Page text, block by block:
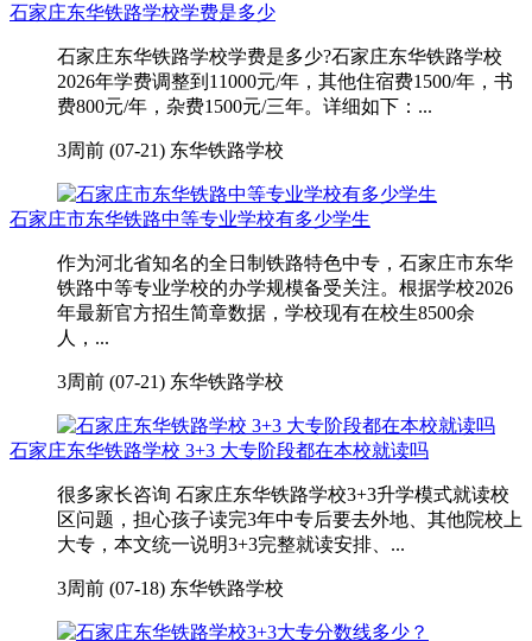
石家庄东华铁路学校学费是多少
石家庄东华铁路学校学费是多少?石家庄东华铁路学校
2026年学费调整到11000元/年，其他住宿费1500/年，书
费800元/年，杂费1500元/三年。详细如下：...
3周前 (07-21) 东华铁路学校
石家庄市东华铁路中等专业学校有多少学生
作为河北省知名的全日制铁路特色中专，石家庄市东华
铁路中等专业学校的办学规模备受关注。根据学校2026
年最新官方招生简章数据，学校现有在校生8500余
人，...
3周前 (07-21) 东华铁路学校
石家庄东华铁路学校 3+3 大专阶段都在本校就读吗
很多家长咨询 石家庄东华铁路学校3+3升学模式就读校
区问题，担心孩子读完3年中专后要去外地、其他院校上
大专，本文统一说明3+3完整就读安排、...
3周前 (07-18) 东华铁路学校